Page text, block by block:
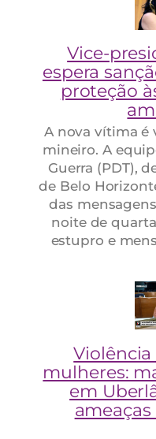
Vice-
espera
proteção
A nova vítima é
mineiro. A
Guerra (PDT),
de Belo
das
noite de
estupro e
mulheres:
em